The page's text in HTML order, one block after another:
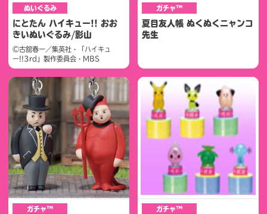
ぬいぐるみ
にとたん ハイキュー!! おお
きいぬいぐるみ/影山
©古舘春一／集英社・「ハイキュ
ー!!3rd」製作委員会・MBS
ガチャ™
夏目友人帳 ぬくぬくニャンコ
先生
ガチャ™ ガチャ™